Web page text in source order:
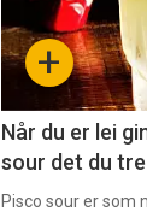
-
+
Når du er lei
sour det du
Pisco sour er